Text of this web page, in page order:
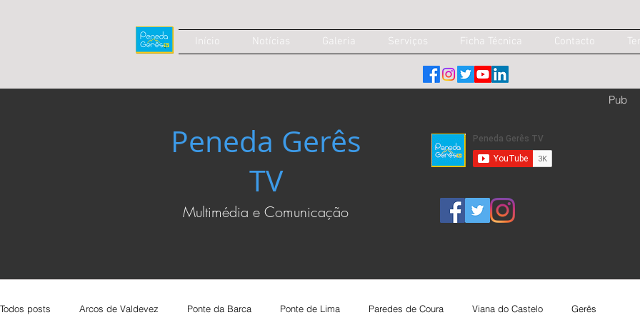
Início Notícias Galeria Serviços Ficha Técnica Contacto
Peneda Gerês
TV
Multimédia e Comunicação
Pub
Todos posts Arcos de Valdevez Ponte da Barca Ponte de Lima Paredes de Coura Viana do Castelo Gerês